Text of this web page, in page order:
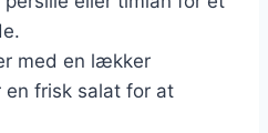
med en lækker
frisk salat for at